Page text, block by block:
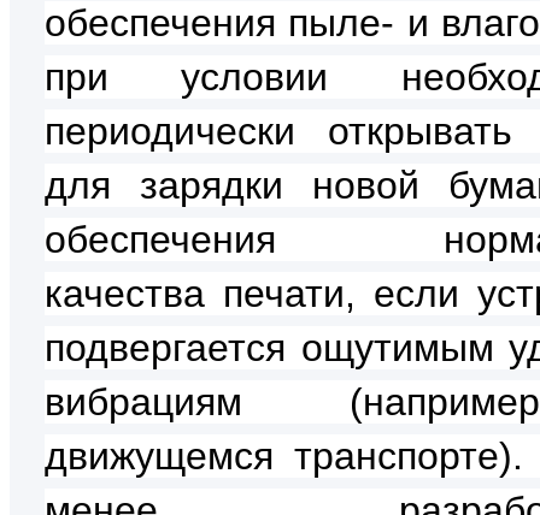
обеспечения пыле- и
при условии
периодически
для зарядки новой
обеспечения
качества печати, если
подвергается ощутимым
вибрациям
движущемся